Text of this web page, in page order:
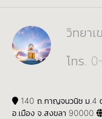
วิทยาเ
โทร.
140 ถ.กาญจนวนิช ม.4
อ.เมือง จ.สงขลา 90000